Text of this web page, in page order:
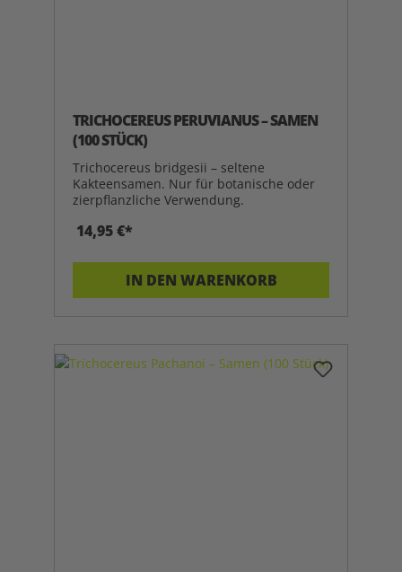
TRICHOCEREUS PERUVIANUS – SAMEN
(100 STÜCK)
Trichocereus bridgesii – seltene
Kakteensamen. Nur für botanische oder
zierpflanzliche Verwendung.
14,95 €*
IN DEN WARENKORB